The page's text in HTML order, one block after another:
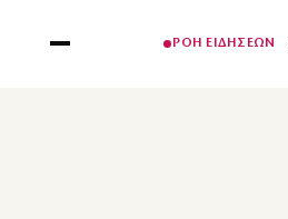
ΡΟΗ ΕΙΔΗΣΕΩΝ